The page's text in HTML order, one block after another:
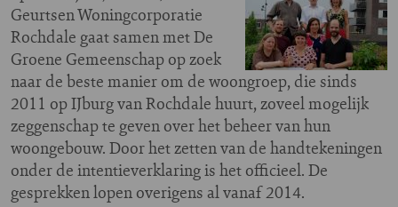
Geurtsen Woningcorporatie
Rochdale gaat samen met De
Groene Gemeenschap op zoek
naar de beste manier om de woongroep, die sinds
2011 op IJburg van Rochdale huurt, zoveel mogelijk
zeggenschap te geven over het beheer van hun
woongebouw. Door het zetten van de handtekeningen
onder de intentieverklaring is het officieel. De
gesprekken lopen overigens al vanaf 2014.